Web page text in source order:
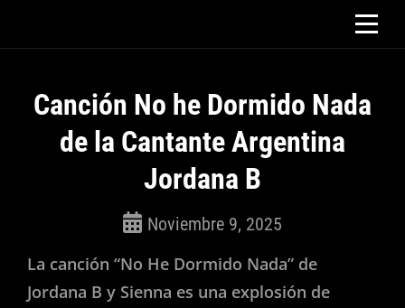
Canción No he Dormido Nada
de la Cantante Argentina
Jordana B
(Isabella)
Noviembre 9, 2025
La canción “No He Dormido Nada” de
Jordana B y Sienna es una explosión de